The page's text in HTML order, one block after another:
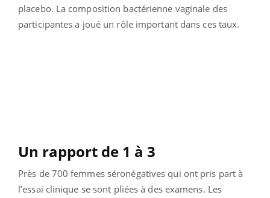
placebo. La composition bactérienne vaginale des
participantes a joué un rôle important dans ces taux.
Un rapport de 1 à 3
Près de 700 femmes séronégatives qui ont pris part à
l’essai clinique se sont pliées à des examens. Les